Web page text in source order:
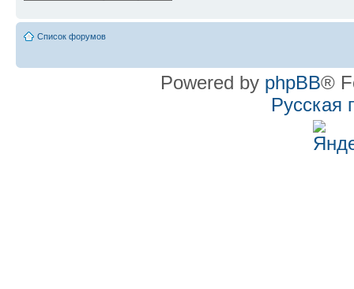
Список форумов
Powered by phpBB®
Русская